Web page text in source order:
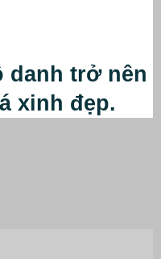
danh trở nên
xinh đẹp.